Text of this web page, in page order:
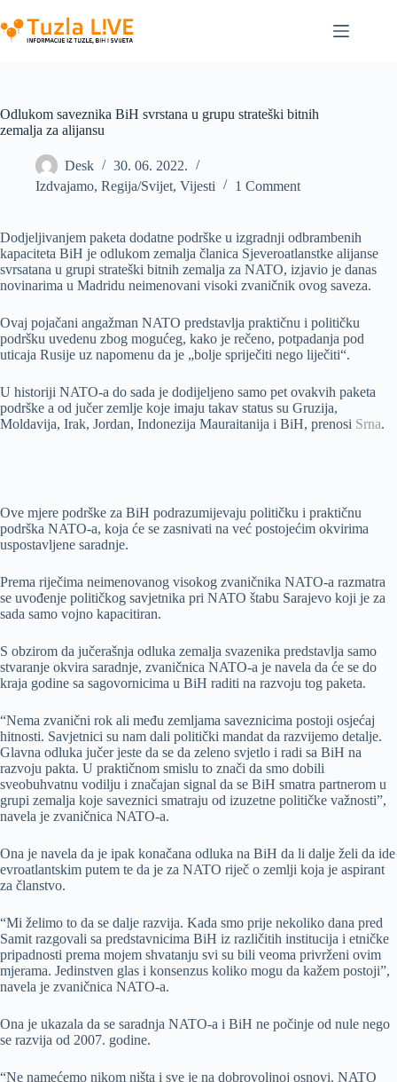
to
content
Odlukom saveznika BiH svrstana u grupu strateški bitnih
zemalja za alijansu
Desk
30. 06. 2022.
Izdvajamo, Regija/Svijet, Vijesti 1 Comment
Dodjeljivanjem paketa dodatne podrške u izgradnji odbrambenih
kapaciteta BiH je odlukom zemalja članica Sjeveroatlanstke alijanse
svrsatana u grupi strateški bitnih zemalja za NATO, izjavio je danas
novinarima u Madridu neimenovani visoki zvaničnik ovog saveza.
Ovaj pojačani angažman NATO predstavlja praktičnu i političku
podršku uvedenu zbog mogućeg, kako je rečeno, potpadanja pod
uticaja Rusije uz napomenu da je „bolje spriječiti nego liječiti“.
U historiji NATO-a do sada je dodijeljeno samo pet ovakvih paketa
podrške a od jučer zemlje koje imaju takav status su Gruzija,
Moldavija, Irak, Jordan, Indonezija Mauraitanija i BiH, prenosi Srna.
Ove mjere podrške za BiH podrazumijevaju političku i praktičnu
podrška NATO-a, koja će se zasnivati na već postojećim okvirima
uspostavljene saradnje.
Prema riječima neimenovanog visokog zvaničnika NATO-a razmatra
se uvođenje političkog savjetnika pri NATO štabu Sarajevo koji je za
sada samo vojno kapacitiran.
S obzirom da jučerašnja odluka zemalja svazenika predstavlja samo
stvaranje okvira saradnje, zvaničnica NATO-a je navela da će se do
kraja godine sa sagovornicima u BiH raditi na razvoju tog paketa.
“Nema zvanični rok ali među zemljama saveznicima postoji osjećaj
hitnosti. Savjetnici su nam dali politički mandat da razvijemo detalje.
Glavna odluka jučer jeste da se da zeleno svjetlo i radi sa BiH na
razvoju pakta. U praktičnom smislu to znači da smo dobili
sveobuhvatnu vodilju i značajan signal da se BiH smatra partnerom u
grupi zemalja koje saveznici smatraju od izuzetne političke važnosti”,
navela je zvaničnica NATO-a.
Ona je navela da je ipak konačana odluka na BiH da li dalje želi da ide
evroatlantskim putem te da je za NATO riječ o zemlji koja je aspirant
za članstvo.
“Mi želimo to da se dalje razvija. Kada smo prije nekoliko dana pred
Samit razgovali sa predstavnicima BiH iz različitih institucija i etničke
pripadnosti prema mojem shvatanju svi su bili veoma privrženi ovim
mjerama. Jedinstven glas i konsenzus koliko mogu da kažem postoji”,
navela je zvaničnica NATO-a.
Ona je ukazala da se saradnja NATO-a i BiH ne počinje od nule nego
se razvija od 2007. godine.
“Ne namećemo nikom ništa i sve je na dobrovoljnoj osnovi. NATO